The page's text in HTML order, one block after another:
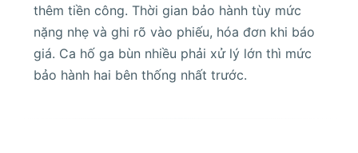
thêm tiền công. Thời gian bảo hành tùy mức
nặng nhẹ và ghi rõ vào phiếu, hóa đơn khi báo
giá. Ca hố ga bùn nhiều phải xử lý lớn thì mức
bảo hành hai bên thống nhất trước.